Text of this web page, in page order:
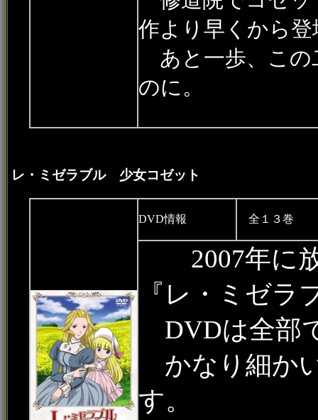
作より早くから
あと一歩、この
のに。
レ・ミゼラブル 少女コゼット
DVD情報 全１３巻 ２
2007年に放
『レ・ミゼラ
DVDは全部
かなり細か
す。